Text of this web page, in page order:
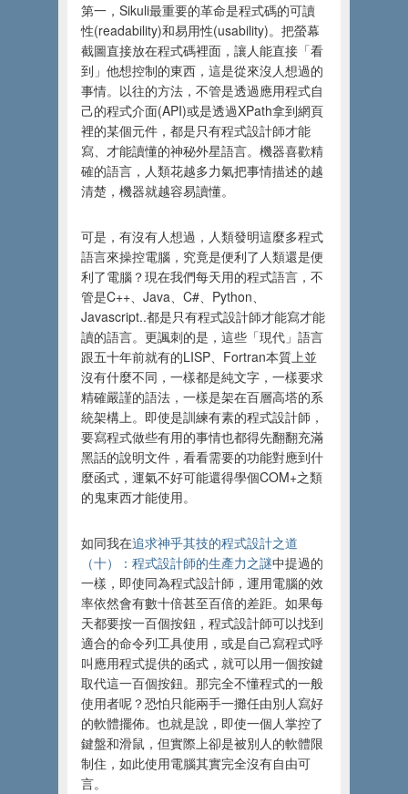
第一，Sikuli最重要的革命是程式碼的可讀
性(readability)和易用性(usability)。把螢幕
截圖直接放在程式碼裡面，讓人能直接「看
到」他想控制的東西，這是從來沒人想過的
事情。以往的方法，不管是透過應用程式自
己的程式介面(API)或是透過XPath拿到網頁
裡的某個元件，都是只有程式設計師才能
寫、才能讀懂的神秘外星語言。機器喜歡精
確的語言，人類花越多力氣把事情描述的越
清楚，機器就越容易讀懂。
可是，有沒有人想過，人類發明這麼多程式
語言來操控電腦，究竟是便利了人類還是便
利了電腦？現在我們每天用的程式語言，不
管是C++、Java、C#、Python、
Javascript..都是只有程式設計師才能寫才能
讀的語言。更諷刺的是，這些「現代」語言
跟五十年前就有的LISP、Fortran本質上並
沒有什麼不同，一樣都是純文字，一樣要求
精確嚴謹的語法，一樣是架在百層高塔的系
統架構上。即使是訓練有素的程式設計師，
要寫程式做些有用的事情也都得先翻翻充滿
黑話的說明文件，看看需要的功能對應到什
麼函式，運氣不好可能還得學個COM+之類
的鬼東西才能使用。
如同我在追求神乎其技的程式設計之道
（十）：程式設計師的生產力之謎中提過的
一樣，即使同為程式設計師，運用電腦的效
率依然會有數十倍甚至百倍的差距。如果每
天都要按一百個按鈕，程式設計師可以找到
適合的命令列工具使用，或是自己寫程式呼
叫應用程式提供的函式，就可以用一個按鍵
取代這一百個按鈕。那完全不懂程式的一般
使用者呢？恐怕只能兩手一攤任由別人寫好
的軟體擺佈。也就是說，即使一個人掌控了
鍵盤和滑鼠，但實際上卻是被別人的軟體限
制住，如此使用電腦其實完全沒有自由可
言。